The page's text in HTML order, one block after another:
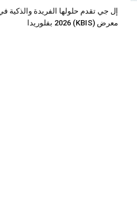
إل جي تقدم حلولها الفريدة والذكية
معرض (KBIS) 2026 بفلوريدا